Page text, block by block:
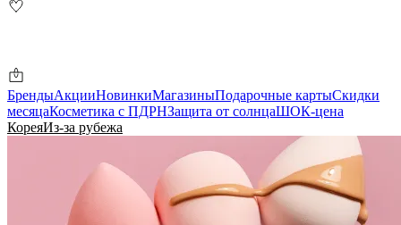
БрендыАкцииНовинкиМагазиныПодарочные картыСкидки
месяцаКосметика с ПДРНЗащита от солнцаШОК-цена
КореяИз-за рубежа